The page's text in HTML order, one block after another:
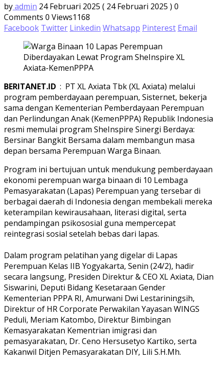
byadmin 24 Februari 2025 ( 24 Februari 2025 ) 0
Comments 0 Views1168
Facebook Twitter Linkedin Whatsapp Pinterest Email
BERITANET.ID : PT XL Axiata Tbk (XL Axiata) melalui
program pemberdayaan perempuan, Sisternet, bekerja
sama dengan Kementerian Pemberdayaan Perempuan
dan Perlindungan Anak (KemenPPPA) Republik Indonesia
resmi memulai program SheInspire Sinergi Berdaya:
Bersinar Bangkit Bersama dalam membangun masa
depan bersama Perempuan Warga Binaan.
Program ini bertujuan untuk mendukung pemberdayaan
ekonomi perempuan warga binaan di 10 Lembaga
Pemasyarakatan (Lapas) Perempuan yang tersebar di
berbagai daerah di Indonesia dengan membekali mereka
keterampilan kewirausahaan, literasi digital, serta
pendampingan psikososial guna mempercepat
reintegrasi sosial setelah bebas dari lapas.
Dalam program pelatihan yang digelar di Lapas
Perempuan Kelas IIB Yogyakarta, Senin (24/2), hadir
secara langsung, Presiden Direktur & CEO XL Axiata, Dian
Siswarini, Deputi Bidang Kesetaraan Gender
Kementerian PPPA RI, Amurwani Dwi Lestariningsih,
Direktur of HR Corporate Perwakilan Yayasan WINGS
Peduli, Meriam Katombo, Direktur Bimbingan
Kemasyarakatan Kementrian imigrasi dan
pemasyarakatan, Dr. Ceno Hersusetyo Kartiko, serta
Kakanwil Ditjen Pemasyarakatan DIY, Lili S.H.Mh.